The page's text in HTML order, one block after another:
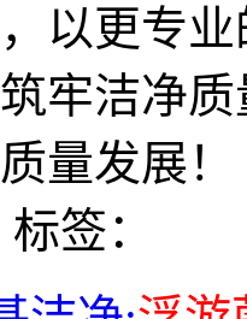
以更专
牢洁净
量发展！
标签：